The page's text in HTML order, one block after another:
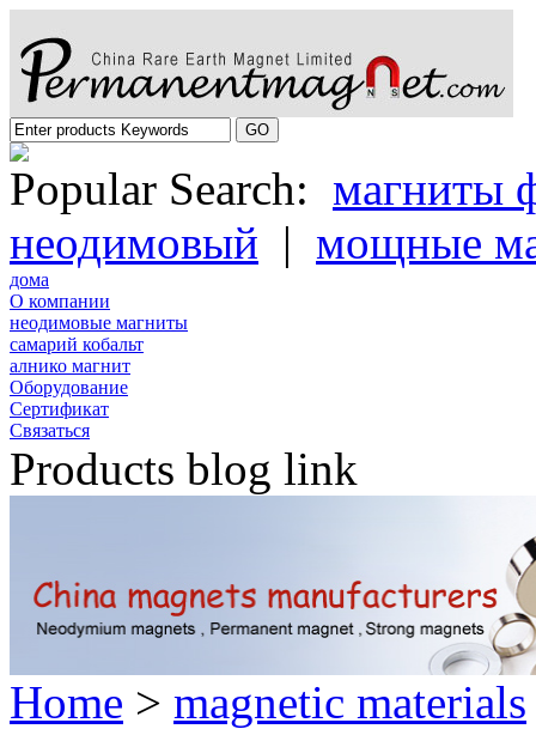
Popular Search: магниты
неодимовый | мощные
дома
О компании
неодимовые магниты
самарий кобальт
алнико магнит
Oборудование
Cертификат
Cвязаться
Products blog link
Home > magnetic materials